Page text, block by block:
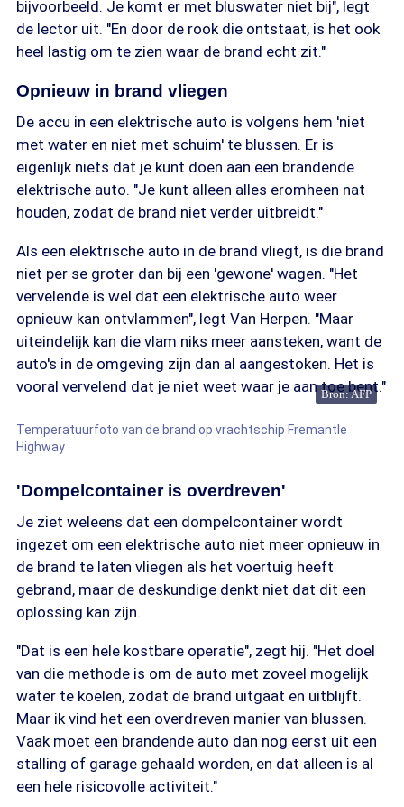
bijvoorbeeld. Je komt er met bluswater niet bij", legt
de lector uit. "En door de rook die ontstaat, is het ook
heel lastig om te zien waar de brand echt zit."
Opnieuw in brand vliegen
De accu in een elektrische auto is volgens hem 'niet
met water en niet met schuim' te blussen. Er is
eigenlijk niets dat je kunt doen aan een brandende
elektrische auto. "Je kunt alleen alles eromheen nat
houden, zodat de brand niet verder uitbreidt."
Als een elektrische auto in de brand vliegt, is die brand
niet per se groter dan bij een 'gewone' wagen. "Het
vervelende is wel dat een elektrische auto weer
opnieuw kan ontvlammen", legt Van Herpen. "Maar
uiteindelijk kan die vlam niks meer aansteken, want de
auto's in de omgeving zijn dan al aangestoken. Het is
vooral vervelend dat je niet weet waar je aan toe bent."
Bron: AFP
Temperatuurfoto van de brand op vrachtschip Fremantle
Highway
'Dompelcontainer is overdreven'
Je ziet weleens dat een dompelcontainer wordt
ingezet om een elektrische auto niet meer opnieuw in
de brand te laten vliegen als het voertuig heeft
gebrand, maar de deskundige denkt niet dat dit een
oplossing kan zijn.
"Dat is een hele kostbare operatie", zegt hij. "Het doel
van die methode is om de auto met zoveel mogelijk
water te koelen, zodat de brand uitgaat en uitblijft.
Maar ik vind het een overdreven manier van blussen.
Vaak moet een brandende auto dan nog eerst uit een
stalling of garage gehaald worden, en dat alleen is al
een hele risicovolle activiteit."